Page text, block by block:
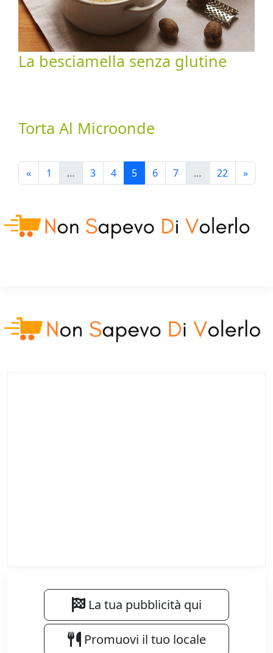
La besciamella senza glutine
Torta Al Microonde
«Previous
1 … 3 4 5 6 7 … 22 »Next
La tua pubblicità qui
Promuovi il tuo locale